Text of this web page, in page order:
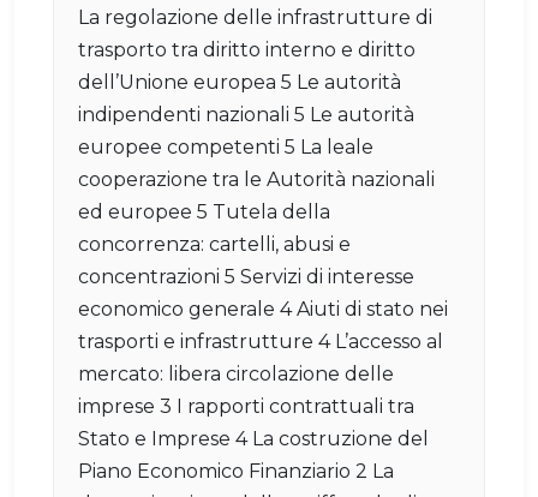
La regolazione delle infrastrutture di
trasporto tra diritto interno e diritto
dell’Unione europea 5 Le autorità
indipendenti nazionali 5 Le autorità
europee competenti 5 La leale
cooperazione tra le Autorità nazionali
ed europee 5 Tutela della
concorrenza: cartelli, abusi e
concentrazioni 5 Servizi di interesse
economico generale 4 Aiuti di stato nei
trasporti e infrastrutture 4 L’accesso al
mercato: libera circolazione delle
imprese 3 I rapporti contrattuali tra
Stato e Imprese 4 La costruzione del
Piano Economico Finanziario 2 La